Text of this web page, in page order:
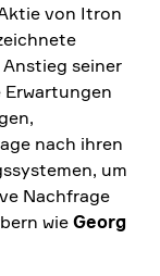
von Itron
seiner
Erwar­tungen
nach ihren
um
Nachfrage
wie Georg